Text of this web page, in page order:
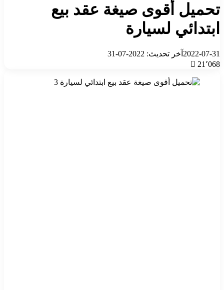
تحميل أقوى صيغة عقد بيع
ابتدائي لسيارة
2022-07-31 آخر تحديث: 2022-07-31
21٬068